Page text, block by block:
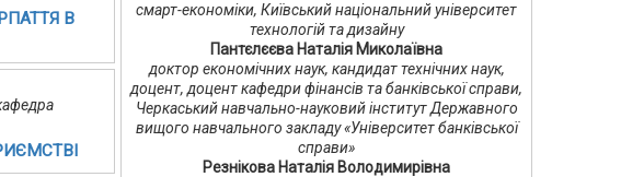
В
смарт-економіки, Київський національний університет
технологій та дизайну
Пантєлєєва Наталія Миколаївна
доктор економічних наук, кандидат технічних наук,
доцент, доцент кафедри фінансів та банківської справи,
Черкаський навчально-науковий інститут Державного
вищого навчального закладу «Університет банківської
справи»
Резнікова Наталія Володимирівна